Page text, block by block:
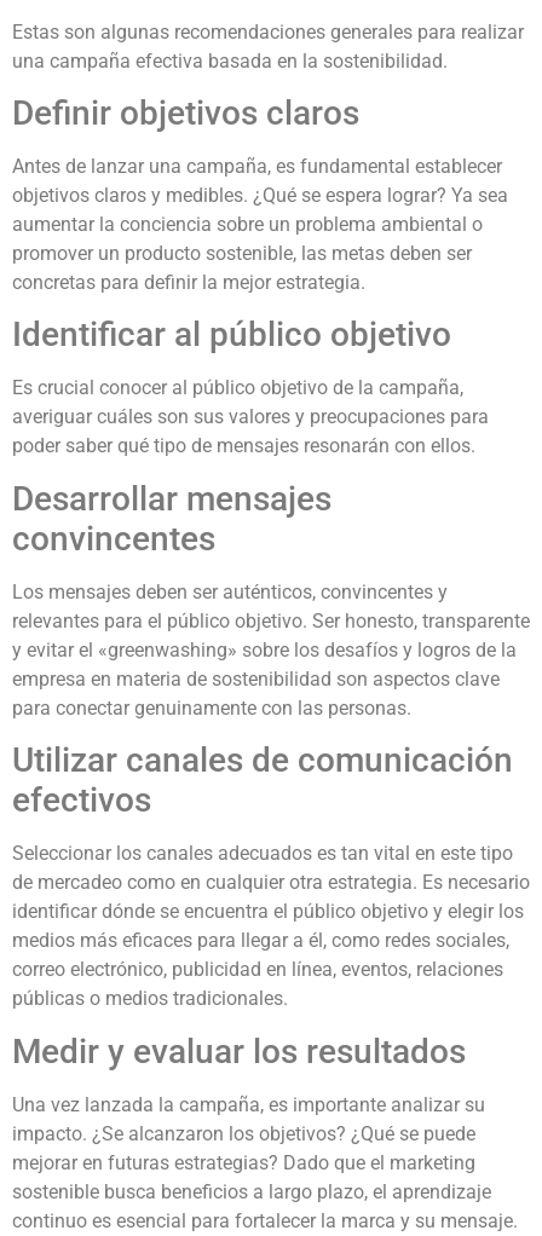
Estas son algunas recomendaciones generales para realizar
una campaña efectiva basada en la sostenibilidad.
Definir objetivos claros
Antes de lanzar una campaña, es fundamental establecer
objetivos claros y medibles. ¿Qué se espera lograr? Ya sea
aumentar la conciencia sobre un problema ambiental o
promover un producto sostenible, las metas deben ser
concretas para definir la mejor estrategia.
Identificar al público objetivo
Es crucial conocer al público objetivo de la campaña,
averiguar cuáles son sus valores y preocupaciones para
poder saber qué tipo de mensajes resonarán con ellos.
Desarrollar mensajes
convincentes
Los mensajes deben ser auténticos, convincentes y
relevantes para el público objetivo. Ser honesto, transparente
y evitar el «greenwashing» sobre los desafíos y logros de la
empresa en materia de sostenibilidad son aspectos clave
para conectar genuinamente con las personas.
Utilizar canales de comunicación
efectivos
Seleccionar los canales adecuados es tan vital en este tipo
de mercadeo como en cualquier otra estrategia. Es necesario
identificar dónde se encuentra el público objetivo y elegir los
medios más eficaces para llegar a él, como redes sociales,
correo electrónico, publicidad en línea, eventos, relaciones
públicas o medios tradicionales.
Medir y evaluar los resultados
Una vez lanzada la campaña, es importante analizar su
impacto. ¿Se alcanzaron los objetivos? ¿Qué se puede
mejorar en futuras estrategias? Dado que el marketing
sostenible busca beneficios a largo plazo, el aprendizaje
continuo es esencial para fortalecer la marca y su mensaje.